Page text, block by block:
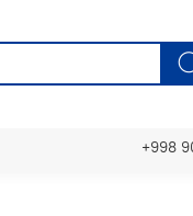
+998